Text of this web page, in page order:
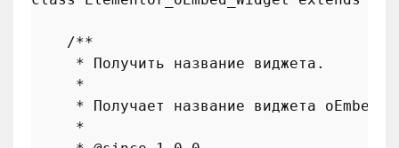
/**
     * Получить название виджета.
     *
     * Получает название виджета oEmbed.
     *